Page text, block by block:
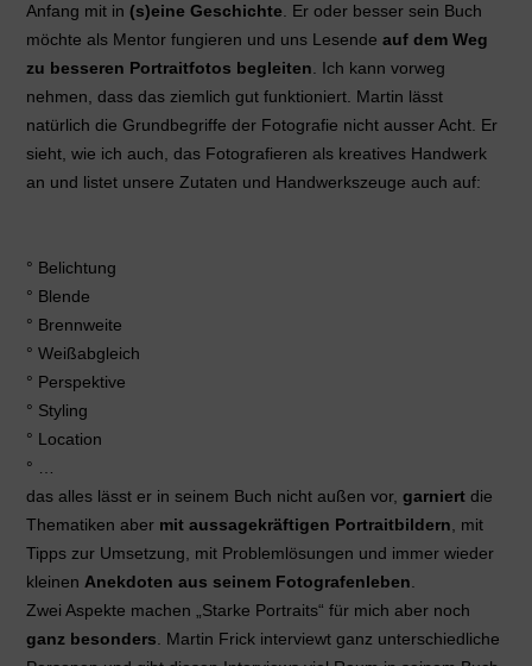
Anfang mit in (s)eine Geschichte . Er oder besser sein Buch
möchte als Mentor fungieren und uns Lesende auf dem Weg
zu besseren Portraitfotos begleiten . Ich kann vorweg
nehmen, dass das ziemlich gut funktioniert. Martin lässt
natürlich die Grundbegriffe der Fotografie nicht ausser Acht. Er
sieht, wie ich auch, das Fotografieren als kreatives Handwerk
an und listet unsere Zutaten und Handwerkszeuge auch auf:
° Belichtung
° Blende
° Brennweite
° Weißabgleich
° Perspektive
° Styling
° Location
° …
das alles lässt er in seinem Buch nicht außen vor, garniertdie
Thematiken aber mit aussagekräftigen Portraitbildern , mit
Tipps zur Umsetzung, mit Problemlösungen und immer wieder
kleinen Anekdoten aus seinem Fotografenleben
Zwei Aspekte machen „Starke Portraits“ für mich aber noch
ganz besonders . Martin Frick interviewt ganz unterschiedliche